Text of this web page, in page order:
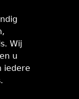
Wij
u
iedere